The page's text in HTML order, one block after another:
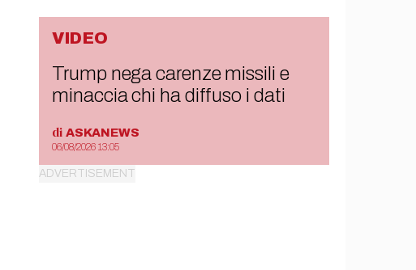
VIDEO
Trump nega carenze missili e
minaccia chi ha diffuso i dati
di ASKANEWS
06/08/2026 13:05